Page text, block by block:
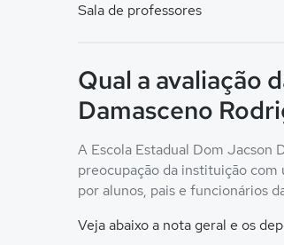
Sala de professores
Qual a avaliação
Damasceno
A Escola Estadual Dom Jacson
preocupação da instituição
por alunos, pais e funcionários
Veja abaixo a nota geral e os